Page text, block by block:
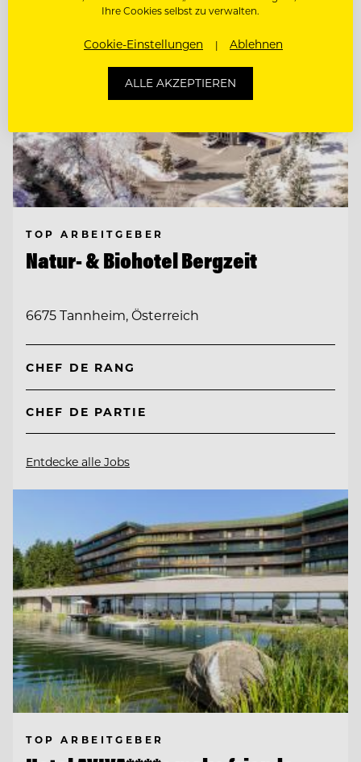
TOP ARBEITGEBER
Natur- & Biohotel Bergzeit
6675 Tannheim, Österreich
CHEF DE RANG
CHEF DE PARTIE
Entdecke alle Jobs
TOP ARBEITGEBER
Ihre Cookies selbst zu verwalten.
Cookie-Einstellungen Ablehnen
ALLE AKZEPTIEREN